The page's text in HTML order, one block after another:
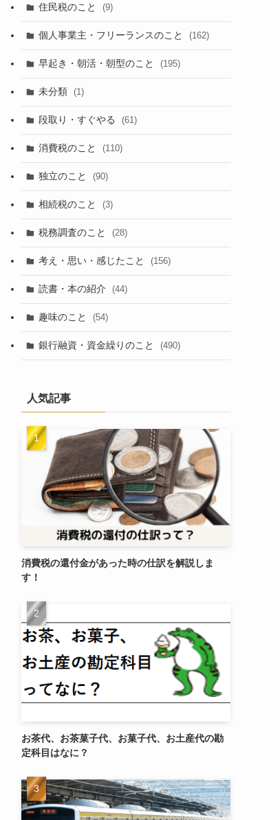
住民税のこと (9)
個人事業主・フリーランスのこと (162)
早起き・朝活・朝型のこと (195)
未分類 (1)
段取り・すぐやる (61)
消費税のこと (110)
独立のこと (90)
相続税のこと (3)
税務調査のこと (28)
考え・思い・感じたこと (156)
読書・本の紹介 (44)
趣味のこと (54)
銀行融資・資金繰りのこと (490)
人気記事
消費税の還付金があった時の仕訳を解説しま
す！
お茶代、お茶菓子代、お菓子代、お土産代の勘
定科目はなに？